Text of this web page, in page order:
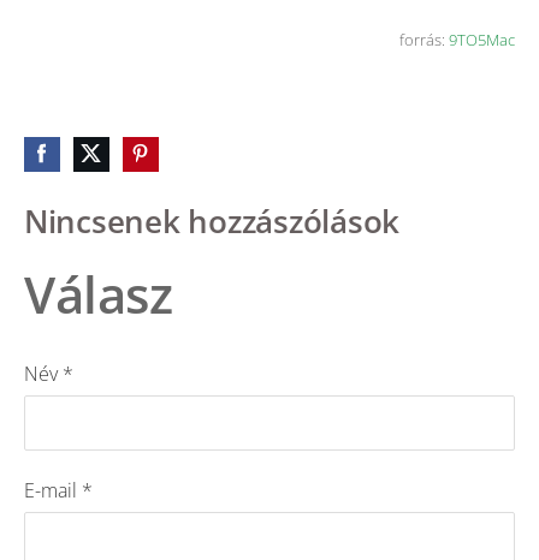
forrás: 9TO5Mac
Nincsenek hozzászólások
Válasz
Név *
E-mail *